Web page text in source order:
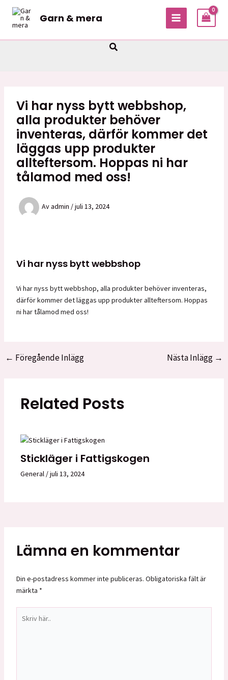
Hoppa
innehåll
Garn & mera
MAIN
Sök
Vi har nyss bytt webbshop,
alla produkter behöver
inventeras, därför kommer det
läggas upp produkter
allteftersom. Hoppas ni har
tålamod med oss!
Avadmin /juli 13, 2024
Vi har nyss bytt webbshop
Vi har nyss bytt webbshop, alla produkter behöver inventeras,
därför kommer det läggas upp produkter allteftersom. Hoppas
ni har tålamod med oss!
Inläggsnavigering
← Föregående Inlägg Nästa Inlägg →
Related Posts
Stickläger i Fattigskogen
General/juli 13, 2024
Lämna en kommentar
Din e-postadress kommer inte publiceras. Obligatoriska fält är
märkta *
här..